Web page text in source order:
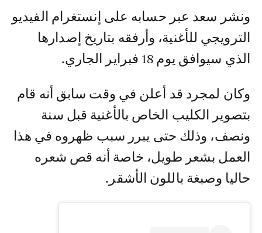
ونشر سعد عبر حسابه على إنستغرام الفيديو
الترويجي للأغنية، وأرفقه بتاريخ إصدارها
الذي سيوافق يوم 18 فبراير الجاري.
وكان لمجرد قد أعلن في وقت سابق أنه قام
بتصوير الكليب الخاص بالأغنية قبل سنة
ونصف، وذلك حتى يبرر سبب ظهروه في هذا
العمل بشعر طويل، خاصة أنه قص شعره
حاليا وصبغة باللون الأشقر.